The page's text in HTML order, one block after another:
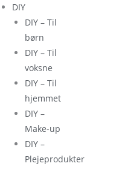
DIY
DIY – Til
børn
DIY – Til
voksne
DIY – Til
hjemmet
DIY –
Make-up
DIY –
Plejeprodukter